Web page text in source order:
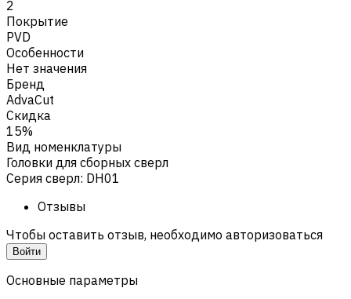
2
Покрытие
PVD
Особенности
Нет значения
Бренд
AdvaCut
Скидка
15%
Вид номенклатуры
Головки для сборных сверл
Серия сверл: DH01
Отзывы
Чтобы оставить отзыв, необходимо авторизоваться
Войти
Основные параметры